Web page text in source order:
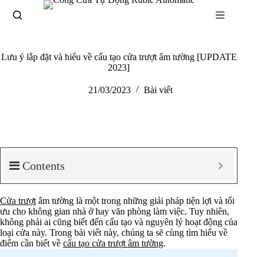
Lưu ý lắp đặt và hiểu về cấu tạo cửa trượt âm tường [UPDATE
2023]
21/03/2023 Bài viết
Contents
Cửa trượt âm tường là một trong những giải pháp tiện lợi và tối
ưu cho không gian nhà ở hay văn phòng làm việc. Tuy nhiên,
không phải ai cũng biết đến cấu tạo và nguyên lý hoạt động của
loại cửa này. Trong bài viết này, chúng ta sẽ cùng tìm hiểu về
điểm cần biết về cấu tạo cửa trượt âm tường.